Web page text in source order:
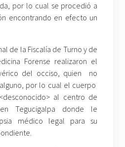
por lo cual se procedió a
encontrando en efecto un
de la Fiscalía de Turno y de
Forense realizaron el
del occiso, quien no
por lo cual el cuerpo
al centro de
en Tegucigalpa donde le
médico legal para su